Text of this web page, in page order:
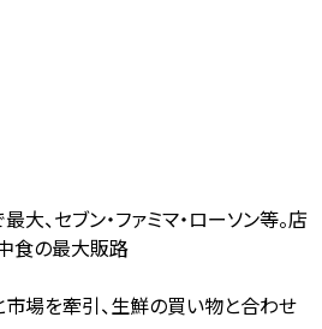
、セブン・ファミマ・ローソン等。店
食の最大販路
市場を牽引、生鮮の買い物と合わせ